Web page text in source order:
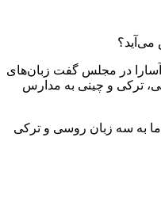
می‌آید؟
آسارا در مجلس گفت زبان‌های
ترکی و چینی به مدارس
به سه زبان روسی و ترکی